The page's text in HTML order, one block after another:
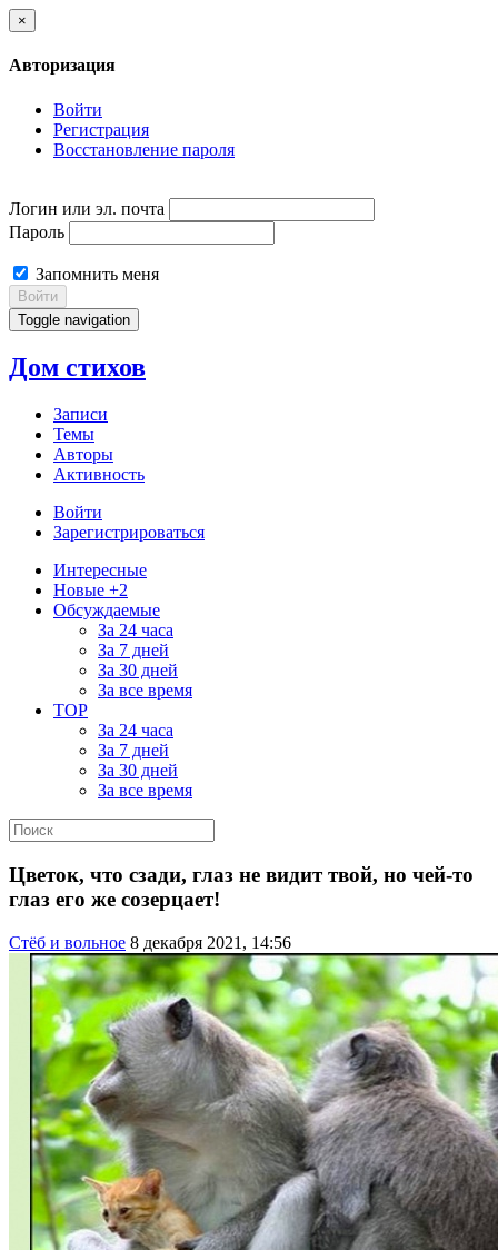
×
Авторизация
Войти
Регистрация
Восстановление пароля
Логин или эл. почта
Пароль
Запомнить меня
Войти
Toggle navigation
Дом стихов
Записи
Темы
Авторы
Активность
Войти
Зарегистрироваться
Интересные
Новые +2
Обсуждаемые
За 24 часа
За 7 дней
За 30 дней
За все время
TOP
За 24 часа
За 7 дней
За 30 дней
За все время
Цветок, что сзади, глаз не видит твой, но чей-то
глаз его же созерцает!
Стёб и вольное 8 декабря 2021, 14:56